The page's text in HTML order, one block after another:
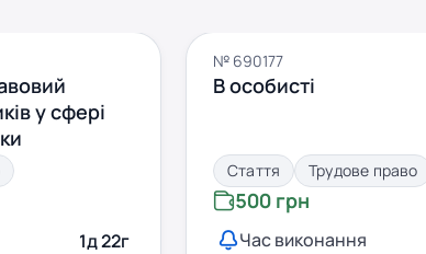
у сфері
1д 22г
№ 690177
В особисті
Стаття Трудове право
500 грн
Час виконання